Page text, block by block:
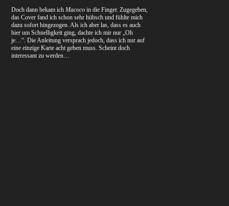
Doch dann bekam ichMacoco in die Finger. Zugegeben,
das Cover fand ich schon sehr hübsch und fühlte mich
dazu sofort hingezogen. Als ich aber las, dass es auch
hier um Schnelligkeit ging, dachte ich mir nur „Oh
je…“. Die Anleitung versprach jedoch, dass ich nur auf
eine einzige Karte acht geben muss. Scheint doch
interessant zu werden…